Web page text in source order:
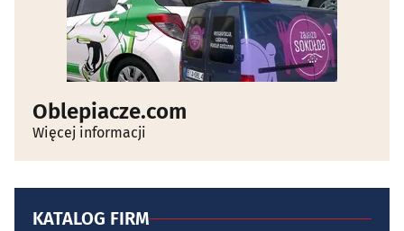
Oblepiacze.com
Więcej informacji
KATALOG FIRM